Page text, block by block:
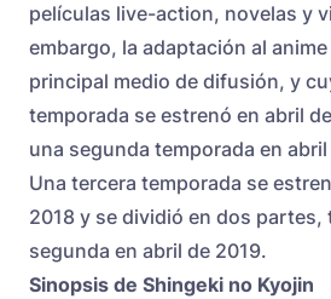
películas live-action, novelas y
embargo, la adaptación al
principal medio de difusión, y
temporada se estrenó en abril
una segunda temporada en abril
Una tercera temporada se
2018 y se dividió en dos partes,
segunda en abril de 2019.
Sinopsis de Shingeki no Kyojin